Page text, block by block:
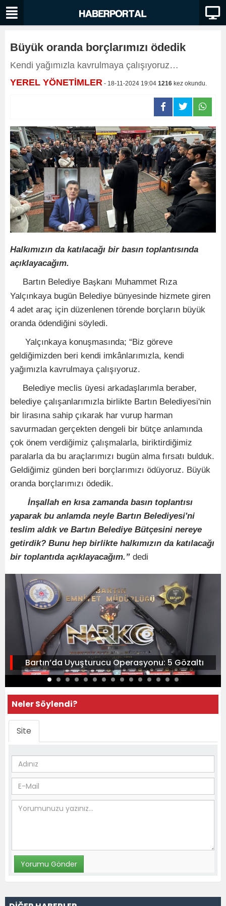
Büyük oranda borçlarımızı ödedik
Kendi yağımızla kavrulmaya çalışıyoruz…
YEREL YÖNETİMLER - 18-11-2024 19:04 1216 kez okundu.
Halkımızın da katılacağı bir basın toplantısında
açıklayacağım.
Bartın Belediye Başkanı Muhammet Rıza
Yalçınkaya bugün Belediye bünyesinde hizmete giren
4 adet araç için düzenlenen törende borçların büyük
oranda ödendiğini söyledi.
Yalçınkaya konuşmasında; “Biz göreve
geldiğimizden beri kendi imkânlarımızla, kendi
yağımızla kavrulmaya çalışıyoruz.
Belediye meclis üyesi arkadaşlarımla beraber,
belediye çalışanlarımızla birlikte Bartın Belediyesi'nin
bir lirasına sahip çıkarak har vurup harman
savurmadan gerçekten dengeli bir bütçe anlamında
çok önem verdiğimiz çalışmalarla, biriktirdiğimiz
paralarla da bu araçlarımızı bugün alma fırsatı bulduk.
Geldiğimiz günden beri borçlarımızı ödüyoruz. Büyük
oranda borçlarımızı ödedik.
İnşallah en kısa zamanda basın toplantısı
yaparak bu anlamda neyle Bartın Belediyesi'ni
teslim aldık ve Bartın Belediye Bütçesini nereye
getirdik? Bunu hep birlikte halkımızın da katılacağı
bir toplantıda açıklayacağım.” dedi
Bartın’da Uyuşturucu Operasyonu: 5 Gözaltı
Neler Söylendi?
Site